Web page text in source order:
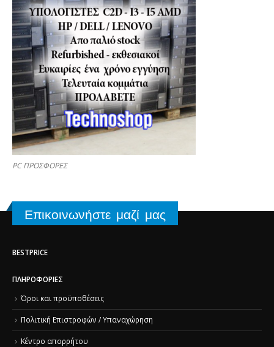
PC ΠΡΟΣΦΟΡΕΣ
Επικοινωνήστε μαζί μας
BESTPRICE
ΠΛΗΡΟΦΟΡΊΕΣ
Όροι και προϋποθέσεις
Πολιτική Επιστροφών / Υπαναχώρηση
Κέντρο απορρήτου